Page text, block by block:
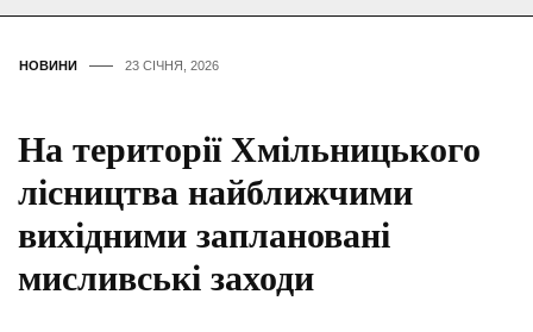
НОВИНИ 23 СІЧНЯ, 2026
На території Хмільницького
лісництва найближчими
вихідними заплановані
мисливські заходи